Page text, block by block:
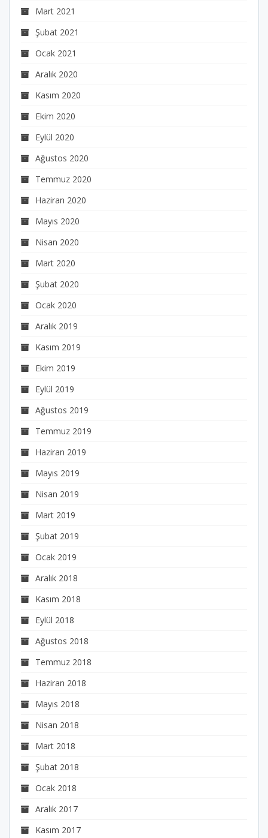
Mart 2021
Şubat 2021
Ocak 2021
Aralık 2020
Kasım 2020
Ekim 2020
Eylül 2020
Ağustos 2020
Temmuz 2020
Haziran 2020
Mayıs 2020
Nisan 2020
Mart 2020
Şubat 2020
Ocak 2020
Aralık 2019
Kasım 2019
Ekim 2019
Eylül 2019
Ağustos 2019
Temmuz 2019
Haziran 2019
Mayıs 2019
Nisan 2019
Mart 2019
Şubat 2019
Ocak 2019
Aralık 2018
Kasım 2018
Eylül 2018
Ağustos 2018
Temmuz 2018
Haziran 2018
Mayıs 2018
Nisan 2018
Mart 2018
Şubat 2018
Ocak 2018
Aralık 2017
Kasım 2017